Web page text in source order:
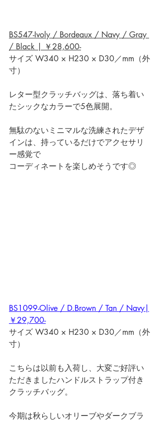
BS547-Ivoly / Bordeaux / Navy / Gray
/ Black | ￥28,600-
サイズ W340 × H230 × D30／mm（外
寸）
レター型クラッチバッグは、落ち着い
たシックなカラーで5色展開。
無駄のないミニマルな洗練されたデザ
インは、持っているだけでアクセサリ
ー感覚で
コーディネートを楽しめそうです◎
BS1099-Olive / D.Brown / Tan / Navy|
￥29,700-
サイズ W340 × H230 × D30／mm（外
寸）
こちらは以前も入荷し、大変ご好評い
ただきましたハンドルストラップ付き
クラッチバッグ。
今期は秋らしいオリーブやダークブラ